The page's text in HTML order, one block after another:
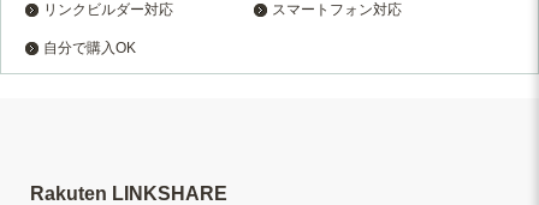
リンクビルダー対応 スマートフォン対応
自分で購入OK
Rakuten LINKSHARE